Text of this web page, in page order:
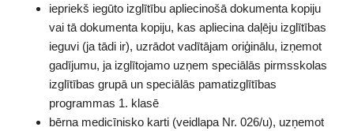
iepriekš iegūto izglītību apliecinošā dokumenta kopiju
vai tā dokumenta kopiju, kas apliecina daļēju izglītības
ieguvi (ja tādi ir), uzrādot vadītājam oriģinālu, izņemot
gadījumu, ja izglītojamo uzņem speciālās pirmsskolas
izglītības grupā un speciālās pamatizglītības
programmas 1. klasē
bērna medicīnisko karti (veidlapa Nr. 026/u), uzņemot